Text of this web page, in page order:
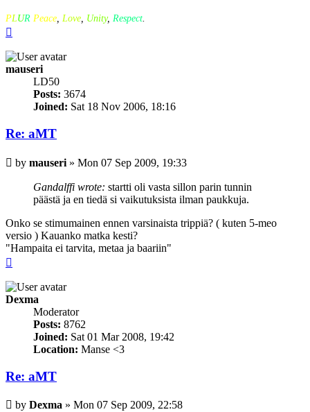
PLUR Peace, Love, Unity, Respect.
mauseri
LD50
Posts: 3674
Joined: Sat 18 Nov 2006, 18:16
Re: aMT
Post
by mauseri » Mon 07 Sep 2009, 19:33
Gandalffi wrote: startti oli vasta sillon parin tunnin
päästä ja en tiedä si vaikutuksista ilman paukkuja.
Onko se stimumainen ennen varsinaista trippiä? ( kuten 5-meo
versio ) Kauanko matka kesti?
"Hampaita ei tarvita, metaa ja baariin"
Dexma
Moderator
Posts: 8762
Joined: Sat 01 Mar 2008, 19:42
Location: Manse <3
Re: aMT
Post
by Dexma » Mon 07 Sep 2009, 22:58